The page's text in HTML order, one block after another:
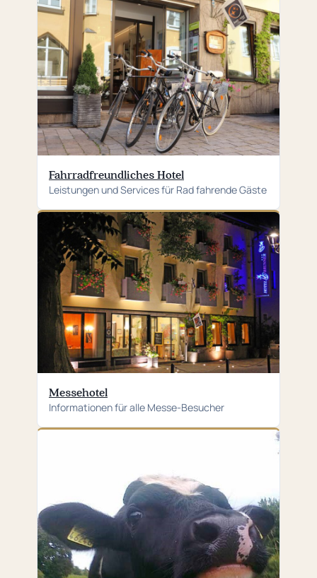
Fahrradfreundliches Hotel
Leistungen und Services für Rad fahrende Gäste
Messehotel
Informationen für alle Messe-Besucher